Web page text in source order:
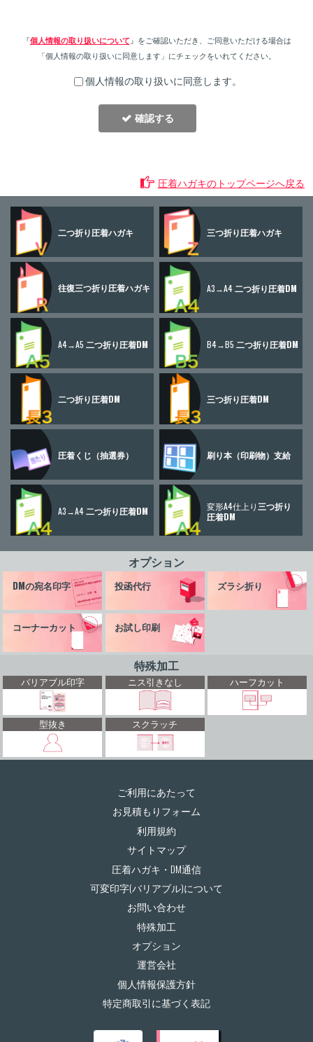
確認する
『個人情報の取り扱いについて 』をご確認いただき、ご同意いただける場合は
「個人情報の取り扱いに同意します」にチェックをいれてください。
個人情報の取り扱いに同意します。
圧着ハガキのトップページへ戻る
二つ折り圧着ハガキ 三つ折り圧着ハガキ
往復三つ折り圧着ハガキ A3→A4二つ折り圧着DM
A4→A5 二つ折り圧着DM B4→B5 二つ折り圧着DM
二つ折り圧着DM 三つ折り圧着DM
圧着くじ （抽選券） 刷り本（印刷物） 支給
A3→A4二つ折り圧着DM 変形A4仕上り 三つ折り
圧着DM
オプション
DMの宛名印字 投函代行 ズラシ折り
コーナーカット お試し印刷
特殊加工
バリアブル印字 ニス引きなし ハーフカット
型抜き スクラッチ
ご利用にあたって
お見積もりフォーム
利用規約
サイトマップ
圧着ハガキ・DM通信
可変印字(バリアブル)について
お問い合わせ
特殊加工
オプション
運営会社
個人情報保護方針
特定商取引に基づく表記